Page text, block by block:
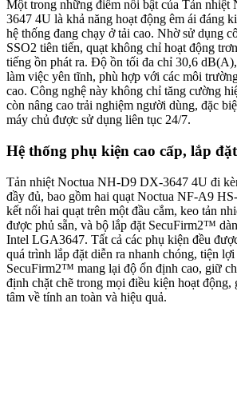
Một trong những điểm nổi bật của Tản
3647 4U là khả năng hoạt động êm ái đáng
hệ thống đang chạy ở tải cao. Nhờ sử dụng
SSO2 tiên tiến, quạt không chỉ hoạt động
tiếng ồn phát ra. Độ ồn tối đa chỉ 30,6
làm việc yên tĩnh, phù hợp với các môi
cao. Công nghệ này không chỉ tăng cường
còn nâng cao trải nghiệm người dùng, đặc
máy chủ được sử dụng liên tục 24/7.
Hệ thống phụ kiện cao cấp, lắp
Tản nhiệt Noctua NH-D9 DX-3647 4U đi
đầy đủ, bao gồm hai quạt Noctua NF-A9
kết nối hai quạt trên một đầu cắm, keo tản
được phủ sẵn, và bộ lắp đặt SecuFirm2™
Intel LGA3647. Tất cả các phụ kiện đều
quá trình lắp đặt diễn ra nhanh chóng, tiện
SecuFirm2™ mang lại độ ổn định cao, giữ
định chặt chẽ trong mọi điều kiện hoạt
tâm về tính an toàn và hiệu quả.